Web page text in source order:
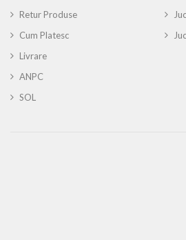
Retur Produse
Cum Platesc
Livrare
ANPC
SOL